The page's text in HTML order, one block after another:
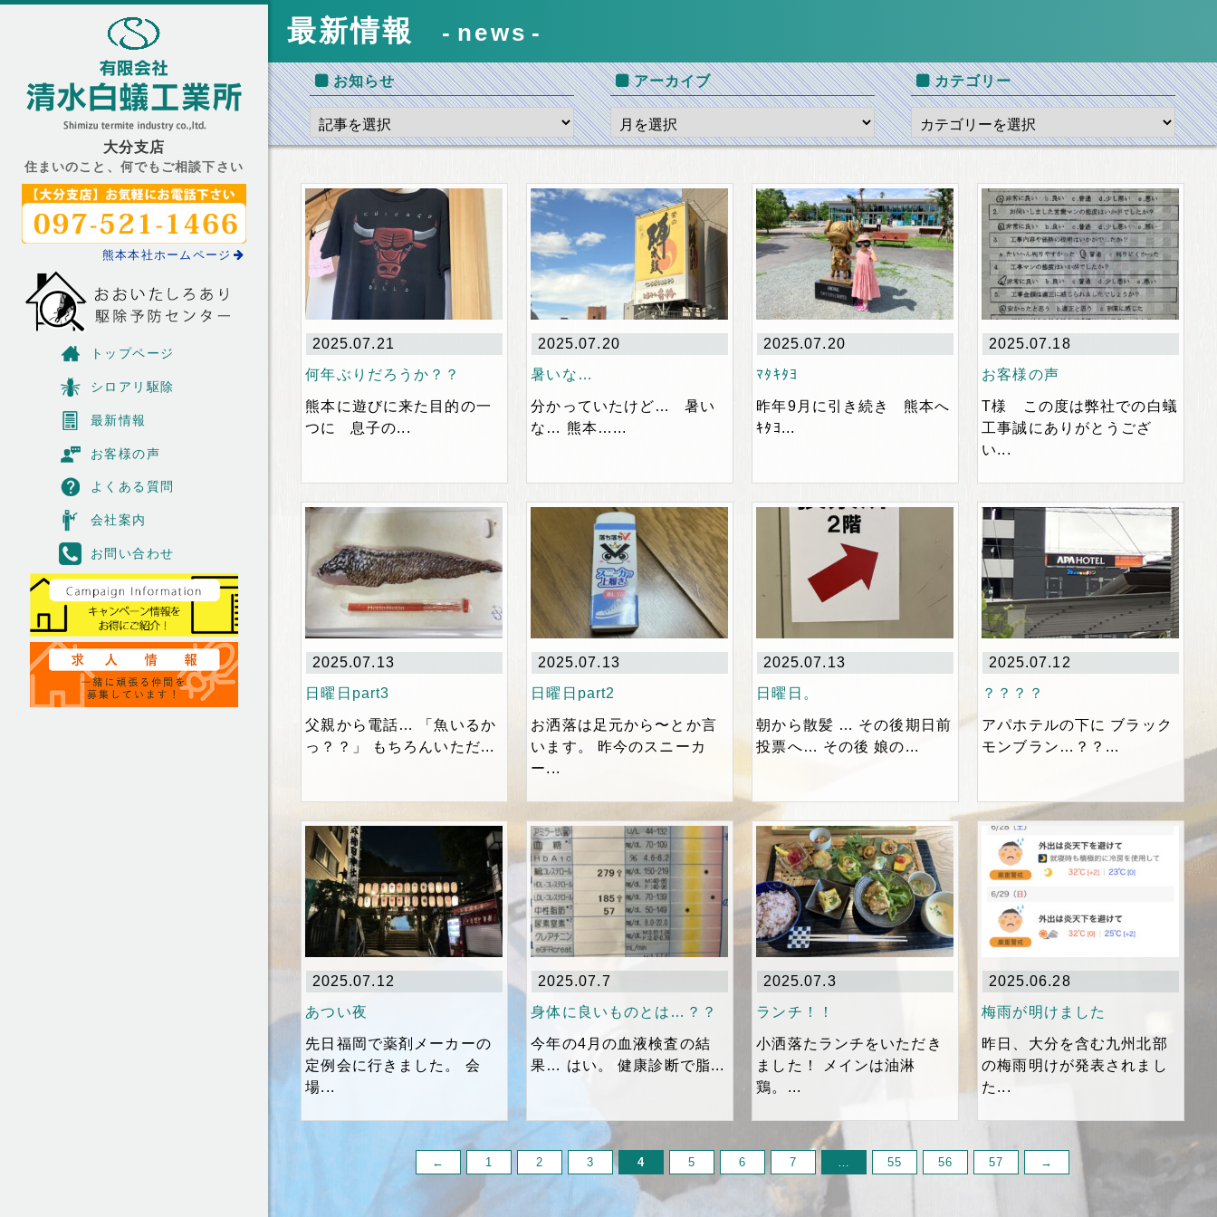
大分支店
住まいのこと、何でもご相談下さい
熊本本社ホームページ
トップページ
シロアリ駆除
最新情報
お客様の声
よくある質問
会社案内
お問い合わせ
最新情報 news
お知らせ アーカイブ カテゴリー
2025.07.21
何年ぶりだろうか？？
熊本に遊びに来た目的の一
つに 息子の...
2025.07.20
暑いな…
分かっていたけど… 暑い
な… 熊本…...
2025.07.20
ﾏﾀｷﾀﾖ
昨年9月に引き続き 熊本へ
ｷﾀﾖ...
2025.07.18
お客様の声
T様 この度は弊社での白蟻
工事誠にありがとうござ
い...
2025.07.13
日曜日part3
父親から電話… 「魚いるか
っ？？」 もちろんいただ...
2025.07.13
日曜日part2
お洒落は足元から〜とか言
います。 昨今のスニーカ
ー...
2025.07.13
日曜日。
朝から散髪 … その後期日前
投票へ… その後 娘の...
2025.07.12
？？？？
アパホテルの下に ブラック
モンブラン…？？...
2025.07.12
あつい夜
先日福岡で薬剤メーカーの
定例会に行きました。 会
場...
2025.07.7
身体に良いものとは…？？
今年の4月の血液検査の結
果… はい。 健康診断で脂...
2025.07.3
ランチ！！
小洒落たランチをいただき
ました！ メインは油淋
鶏。...
2025.06.28
梅雨が明けました
昨日、大分を含む九州北部
の梅雨明けが発表されまし
た...
← 1 2 3 4 5 6 7 55 56 57 →